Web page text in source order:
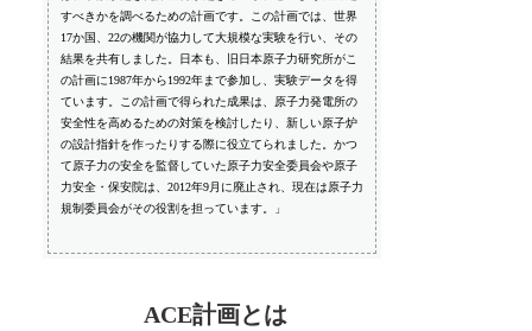
すべきかを調べるための計画です。この計画では、世界
17か国、22の機関が協力して大規模な実験を行い、その
結果を共有しました。日本も、旧日本原子力研究所がこ
の計画に1987年から1992年まで参加し、実験データを得
ています。この計画で得られた成果は、原子力発電所の
安全性を高めるための対策を検討したり、新しい原子炉
の設計指針を作ったりする際に役立てられました。かつ
て原子力の安全を監督していた原子力安全委員会や原子
力安全・保安院は、2012年9月に廃止され、現在は原子力
規制委員会がその役割を担っています。」
ACE計画とは